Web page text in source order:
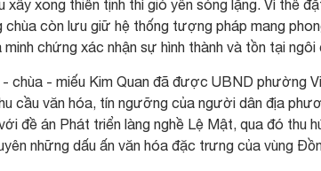
xong thiền tịnh thì gió yên sóng lặng. Vì thế
chùa còn lưu giữ hệ thống tượng pháp mang
chứng xác nhận sự hình thành và tồn tại ngôi
- chùa - miếu Kim Quan đã được UBND phường
cầu văn hóa, tín ngưỡng của người dân địa
đề án Phát triển làng nghề Lệ Mật, qua đó thu
những dấu ấn văn hóa đặc trưng của vùng